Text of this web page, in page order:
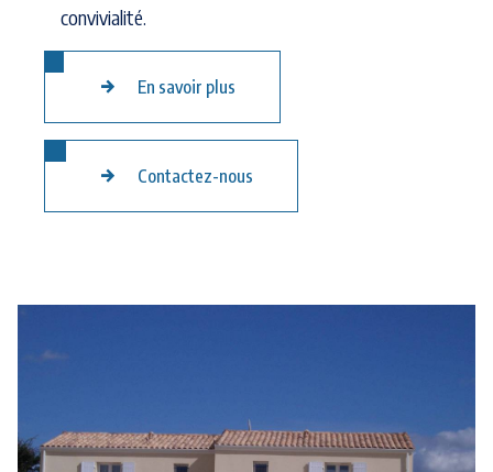
convivialité.
En savoir plus
Contactez-nous